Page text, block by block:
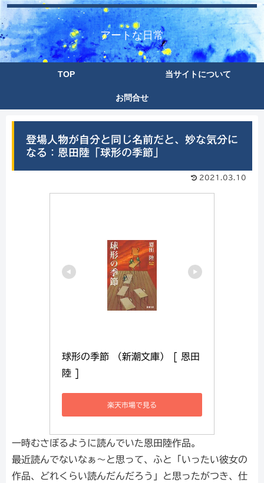
アートな日常
TOP 当サイトについて
お問合せ
登場人物が自分と同じ名前だと、妙な気分に
なる：恩田陸「球形の季節」
2021.03.10
球形の季節 （新潮文庫） [ 恩田
陸 ]
楽天市場で見る
一時むさぼるように読んでいた恩田陸作品。
最近読んでないなぁ～と思って、ふと「いったい彼女の
作品、どれくらい読んだんだろう」と思ったがつき、仕